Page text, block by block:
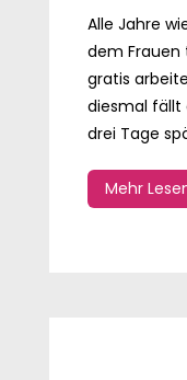
Alle Jahre
dem Frauen
gratis
diesmal fällt
drei Tage
Mehr